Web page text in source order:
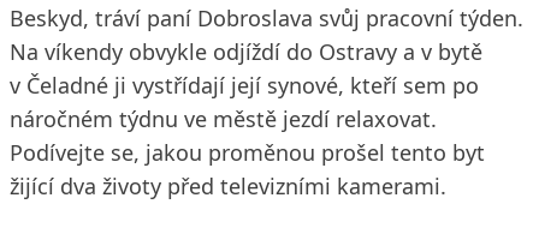
Beskyd, tráví paní Dobroslava svůj pracovní týden.
Na víkendy obvykle odjíždí do Ostravy a v bytě
v Čeladné ji vystřídají její synové, kteří sem po
náročném týdnu ve městě jezdí relaxovat.
Podívejte se, jakou proměnou prošel tento byt
žijící dva životy před televizními kamerami.